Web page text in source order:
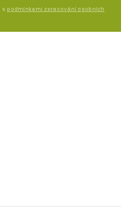
s podmínkami zpracování osobních